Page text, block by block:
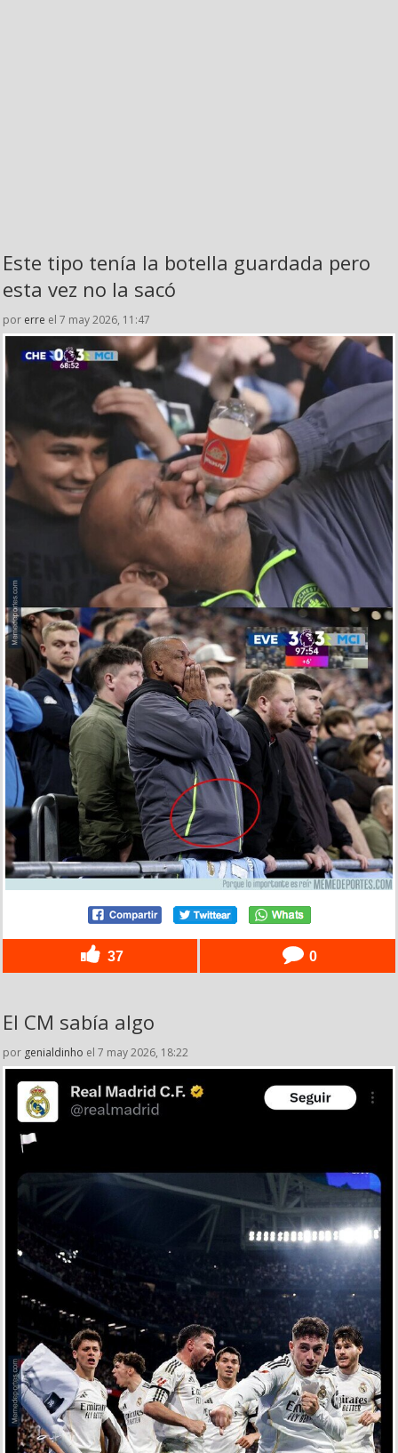
Este tipo tenía la botella guardada pero
esta vez no la sacó
por erre el 7 may 2026, 11:47
37 0
El CM sabía algo
por genialdinho el 7 may 2026, 18:22